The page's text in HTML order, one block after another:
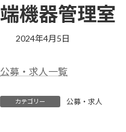
端機器管理室
2024年4月5日
公募・求人一覧
カテゴリー 公募・求人